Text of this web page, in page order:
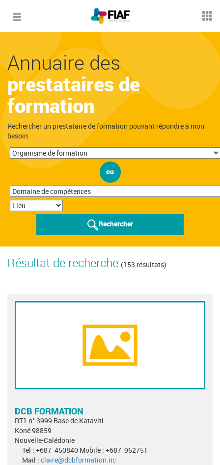
Toggle
Annuaire des
prestataires de
formation
Rechercher un prestataire de formation pouvant répondre à mon
besoin
ou
Rechercher
Résultat de recherche (153 résultats)
DCB FORMATION
RT1 n° 3999 Base de Kataviti
Koné 98859
Nouvelle-Calédonie
Tel : +687_450840 Mobile : +687_952751
Mail : claire@dcbformation.nc